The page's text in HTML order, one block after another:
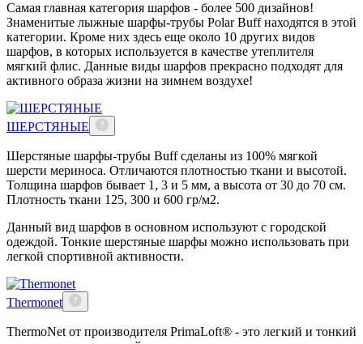
Самая главная категория шарфов - более 500 дизайнов!
Знаменитые лыжные шарфы-трубы Polar Buff находятся в этой
категории. Кроме них здесь еще около 10 других видов
шарфов, в которых используется в качестве утеплителя
мягкий флис. Данные виды шарфов прекрасно подходят для
активного образа жизни на зимнем воздухе!
ШЕРСТЯНЫЕ
Шерстяные шарфы-трубы Buff сделаны из 100% мягкой
шерсти мериноса. Отличаются плотностью ткани и высотой.
Толщина шарфов бывает 1, 3 и 5 мм, а высота от 30 до 70 см.
Плотность ткани 125, 300 и 600 гр/м2.
Данный вид шарфов в основном используют с городской
одеждой. Тонкие шерстяные шарфы можно использовать при
легкой спортивной активности.
Thermonet
ThermoNet от производителя PrimaLoft® - это легкий и тонкий